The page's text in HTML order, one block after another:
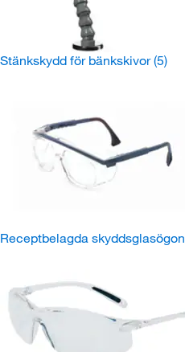
Stänkskydd för bänkskivor(5)
Receptbelagda skyddsglasögon